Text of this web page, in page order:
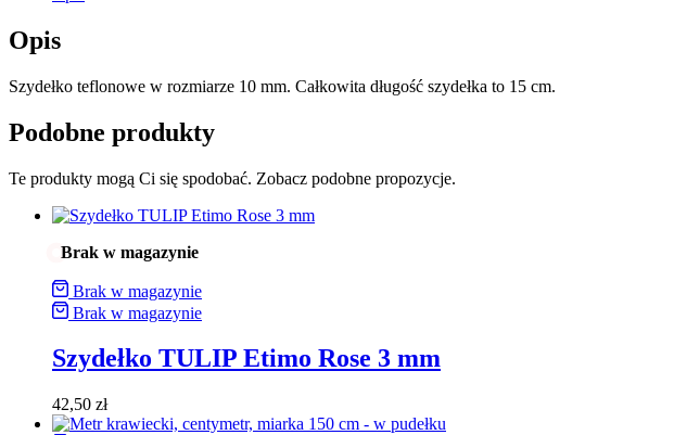
Opis
Szydełko teflonowe w rozmiarze 10 mm. Całkowita długość szydełka to 15 cm.
Podobne produkty
Te produkty mogą Ci się spodobać. Zobacz podobne propozycje.
Brak w magazynie
Brak w magazynie
Brak w magazynie
Szydełko TULIP Etimo Rose 3 mm
42,50 zł